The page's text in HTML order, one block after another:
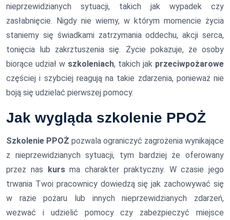
nieprzewidzianych sytuacji, takich jak wypadek czy
zasłabnięcie. Nigdy nie wiemy, w którym momencie życia
staniemy się świadkami zatrzymania oddechu, akcji serca,
tonięcia lub zakrztuszenia się. Życie pokazuje, że osoby
biorące udział w szkoleniach, takich jak przeciwpożarowe
częściej i szybciej reagują na takie zdarzenia, ponieważ nie
boją się udzielać pierwszej pomocy.
Jak wygląda szkolenie PPOŻ
Szkolenie PPOŻ pozwala ograniczyć zagrożenia wynikające
z nieprzewidzianych sytuacji, tym bardziej że oferowany
przez nas
kursma charakter praktyczny. W czasie jego
trwania Twoi pracownicy dowiedzą się jak zachowywać się
w razie pożaru lub innych nieprzewidzianych zdarzeń,
wezwać i udzielić pomocy czy zabezpieczyć miejsce